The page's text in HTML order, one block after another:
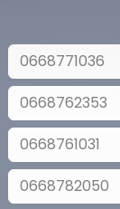
0668771036
0668762353
0668761031
0668782050